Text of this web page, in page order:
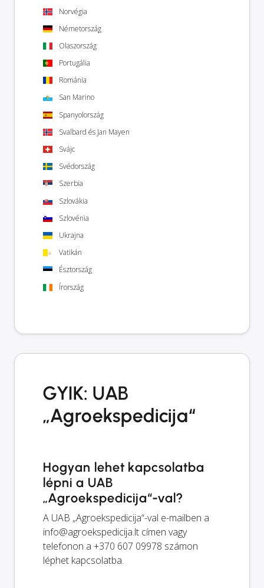
Norvégia
Németország
Olaszország
Portugália
Románia
San Marino
Spanyolország
Svalbard és Jan Mayen
Svájc
Svédország
Szerbia
Szlovákia
Szlovénia
Ukrajna
Vatikán
Észtország
Írország
GYIK: UAB
„Agroekspedicija“
Hogyan lehet kapcsolatba
lépni a UAB
„Agroekspedicija“-val?
A UAB „Agroekspedicija“-val e-mailben a
info@agroekspedicija.lt címen vagy
telefonon a +370 607 09978 számon
léphet kapcsolatba.